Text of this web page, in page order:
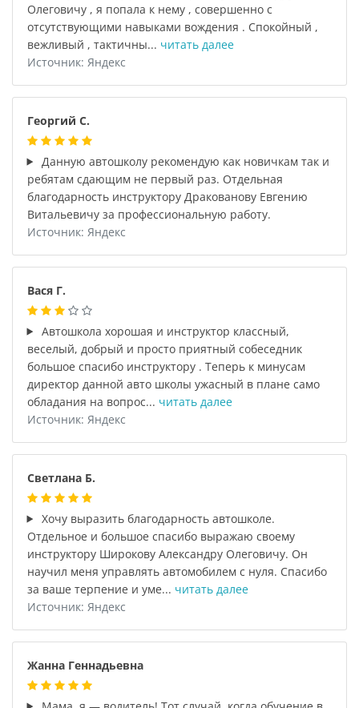
Олеговичу , я попала к нему , совершенно с
отсутствующими навыками вождения . Спокойный ,
вежливый , тактичны... читать далее
Источник: Яндекс
Георгий С.
Данную автошколу рекомендую как новичкам так и
ребятам сдающим не первый раз. Отдельная
благодарность инструктору Дракованову Евгению
Витальевичу за профессиональную работу.
Источник: Яндекс
Вася Г.
Автошкола хорошая и инструктор классный,
веселый, добрый и просто приятный собеседник
большое спасибо инструктору . Теперь к минусам
директор данной авто школы ужасный в плане само
обладания на вопрос... читать далее
Источник: Яндекс
Светлана Б.
Хочу выразить благодарность автошколе.
Отдельное и большое спасибо выражаю своему
инструктору Широкову Александру Олеговичу. Он
научил меня управлять автомобилем с нуля. Спасибо
за ваше терпение и уме... читать далее
Источник: Яндекс
Жанна Геннадьевна